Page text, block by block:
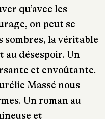
qu’avec les
on peut se
la véritable
au désespoir. Un
et envoûtante.
Massé nous
Un roman au
et